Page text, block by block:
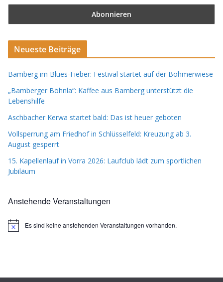
Neueste Beiträge
Bamberg im Blues-Fieber: Festival startet auf der Böhmerwiese
„Bamberger Böhnla“: Kaffee aus Bamberg unterstützt die
Lebenshilfe
Aschbacher Kerwa startet bald: Das ist heuer geboten
Vollsperrung am Friedhof in Schlüsselfeld: Kreuzung ab 3.
August gesperrt
15. Kapellenlauf in Vorra 2026: Laufclub lädt zum sportlichen
Jubiläum
Anstehende Veranstaltungen
H
s
Es sind keine anstehenden Veranstaltungen vorhanden.